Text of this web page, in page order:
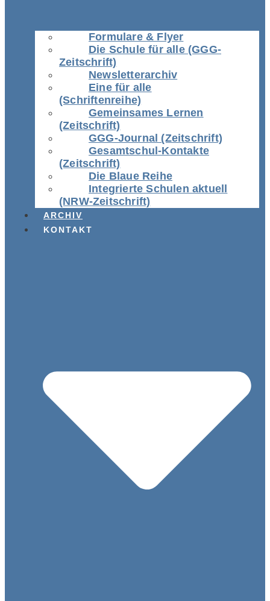
Formulare & Flyer
Die Schule für alle (GGG-
Zeitschrift)
Newsletterarchiv
Eine für alle
(Schriftenreihe)
Gemeinsames Lernen
(Zeitschrift)
GGG-Journal (Zeitschrift)
Gesamtschul-Kontakte
(Zeitschrift)
Die Blaue Reihe
Integrierte Schulen aktuell
(NRW-Zeitschrift)
ARCHIV
KONTAKT